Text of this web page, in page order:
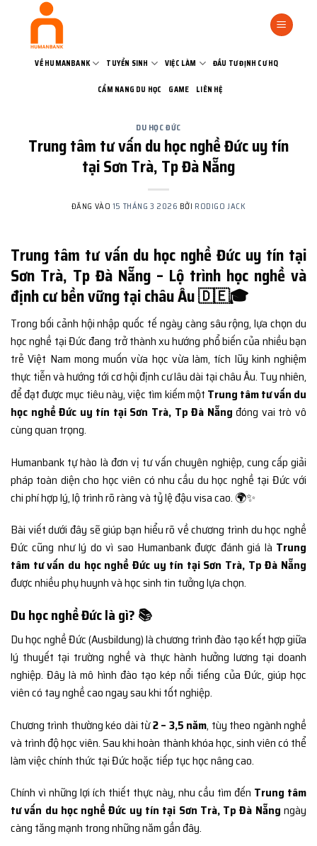
VỀ HUMANBANK TUYỂN SINH VIỆC LÀM ĐẦU TƯ ĐỊNH CƯ HQ
CẨM NANG DU HỌC GAME LIÊN HỆ
DU HỌC ĐỨC
Trung tâm tư vấn du học nghề Đức uy tín
tại Sơn Trà, Tp Đà Nẵng
ĐĂNG VÀO 15 THÁNG 3 2026 BỞI RODIGO JACK
Trung tâm tư vấn du học nghề Đức uy tín tại
Sơn Trà, Tp Đà Nẵng – Lộ trình học nghề và
định cư bền vững tại châu Âu 🇩🇪🎓
Trong bối cảnh hội nhập quốc tế ngày càng sâu rộng, lựa chọn du
học nghề tại Đức đang trở thành xu hướng phổ biến của nhiều bạn
trẻ Việt Nam mong muốn vừa học vừa làm, tích lũy kinh nghiệm
thực tiễn và hướng tới cơ hội định cư lâu dài tại châu Âu. Tuy nhiên,
để đạt được mục tiêu này, việc tìm kiếm một Trung tâm tư vấn du
học nghề Đức uy tín tại Sơn Trà, Tp Đà Nẵng đóng vai trò vô
cùng quan trọng.
Humanbank tự hào là đơn vị tư vấn chuyên nghiệp, cung cấp giải
pháp toàn diện cho học viên có nhu cầu du học nghề tại Đức với
chi phí hợp lý, lộ trình rõ ràng và tỷ lệ đậu visa cao. 🌍✨
Bài viết dưới đây sẽ giúp bạn hiểu rõ về chương trình du học nghề
Đức cũng như lý do vì sao Humanbank được đánh giá là Trung
tâm tư vấn du học nghề Đức uy tín tại Sơn Trà, Tp Đà Nẵng
được nhiều phụ huynh và học sinh tin tưởng lựa chọn.
Du học nghề Đức là gì? 📚
Du học nghề Đức (Ausbildung) là chương trình đào tạo kết hợp giữa
lý thuyết tại trường nghề và thực hành hưởng lương tại doanh
nghiệp. Đây là mô hình đào tạo kép nổi tiếng của Đức, giúp học
viên có tay nghề cao ngay sau khi tốt nghiệp.
Chương trình thường kéo dài từ2 – 3,5 năm, tùy theo ngành nghề
và trình độ học viên. Sau khi hoàn thành khóa học, sinh viên có thể
làm việc chính thức tại Đức hoặc tiếp tục học nâng cao.
Chính vì những lợi ích thiết thực này, nhu cầu tìm đến Trung tâm
tư vấn du học nghề Đức uy tín tại Sơn Trà, Tp Đà Nẵng ngày
càng tăng mạnh trong những năm gần đây.